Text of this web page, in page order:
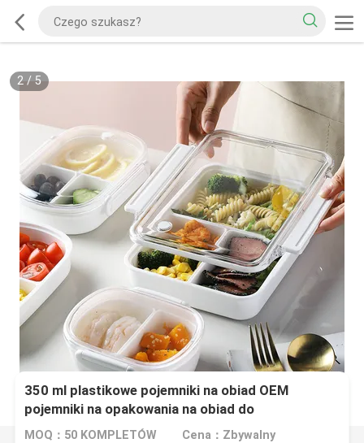
2/5
350 ml plastikowe pojemniki na obiad OEM
pojemniki na opakowania na obiad do
przygotowania posiłków
MOQ：50 KOMPLETÓW Cena：Zbywalny